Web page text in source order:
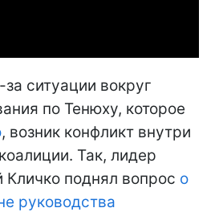
ситуации вокруг
по Тенюху, которое
, возник конфликт внутри
Так, лидер
Кличко поднял вопрос о
руководства